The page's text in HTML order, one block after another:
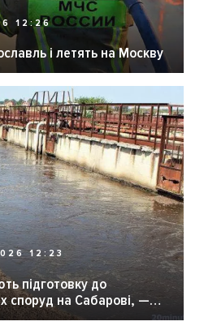
12:26
і летять на Москву
12:23
підготовку до
споруд на Сабарові, —